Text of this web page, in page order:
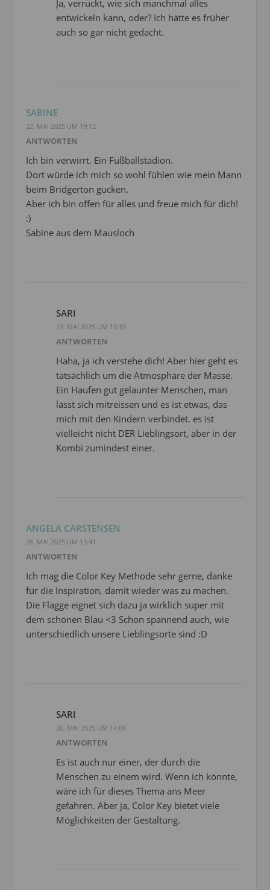
Ja, verrückt, wie sich manchmal alles
entwickeln kann, oder? Ich hätte es früher
auch so gar nicht gedacht.
SABINE
22. MAI 2025 UM 19:12
ANTWORTEN
Ich bin verwirrt. Ein Fußballstadion.
Dort würde ich mich so wohl fühlen wie mein Mann
beim Bridgerton gucken.
Aber ich bin offen für alles und freue mich für dich!
:)
Sabine aus dem Mausloch
SARI
23. MAI 2025 UM 10:33
ANTWORTEN
Haha, ja ich verstehe dich! Aber hier geht es
tatsächlich um die Atmosphäre der Masse.
Ein Haufen gut gelaunter Menschen, man
lässt sich mitreissen und es ist etwas, das
mich mit den Kindern verbindet. es ist
vielleicht nicht DER Lieblingsort, aber in der
Kombi zumindest einer.
ANGELA CARSTENSEN
26. MAI 2025 UM 13:41
ANTWORTEN
Ich mag die Color Key Methode sehr gerne, danke
für die Inspiration, damit wieder was zu machen.
Die Flagge eignet sich dazu ja wirklich super mit
dem schönen Blau <3 Schon spannend auch, wie
unterschiedlich unsere Lieblingsorte sind :D
SARI
26. MAI 2025 UM 14:06
ANTWORTEN
Es ist auch nur einer, der durch die
Menschen zu einem wird. Wenn ich könnte,
wäre ich für dieses Thema ans Meer
gefahren. Aber ja, Color Key bietet viele
Möglichkeiten der Gestaltung.